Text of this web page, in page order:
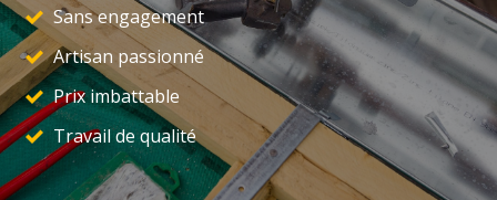
Sans engagement
Artisan passionné
Prix imbattable
Travail de qualité